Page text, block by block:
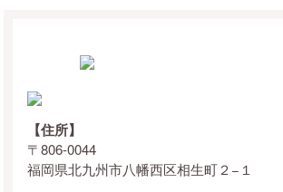
【住所】
〒806-0044
福岡県北九州市八幡西区相生町２−１